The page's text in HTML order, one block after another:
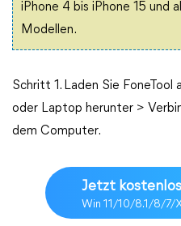
iPhone 4 bis iPhone 15 und
Modellen.
Schritt 1. Laden Sie
oder Laptop herunter >
dem Computer.
Jetzt
Win 11/10/8.1/8/7/